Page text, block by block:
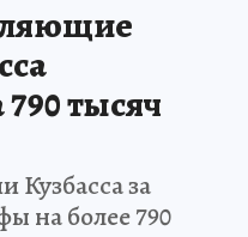
тысяч
за
на более 790